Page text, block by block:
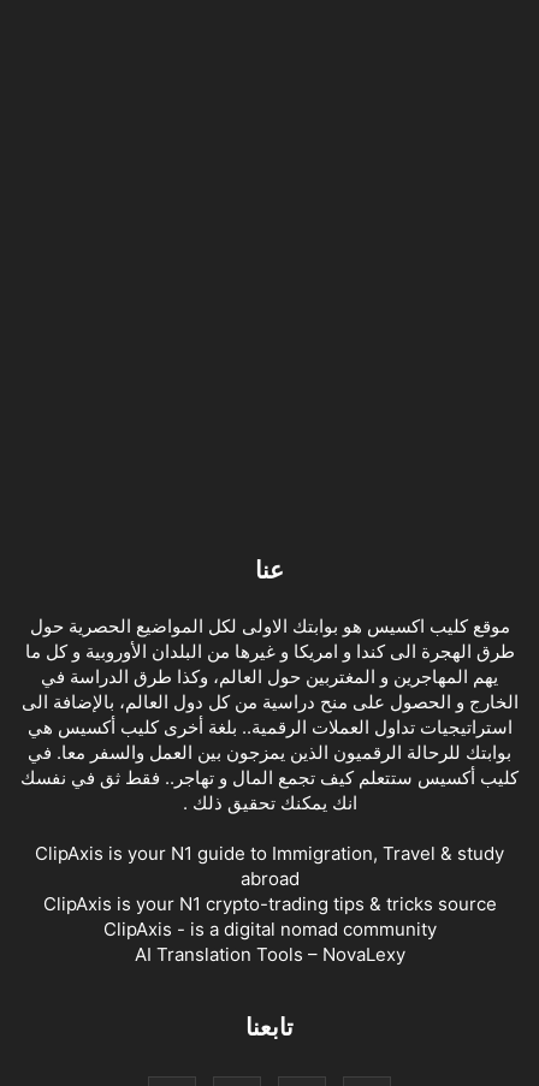
عنا
موقع كليب اكسيس هو بوابتك الاولى لكل المواضيع الحصرية حول
طرق الهجرة الى كندا و امريكا و غيرها من البلدان الأوروبية و كل ما
يهم المهاجرين و المغتربين حول العالم، وكذا طرق الدراسة في
الخارج و الحصول على منح دراسية من كل دول العالم، بالإضافة الى
استراتيجيات تداول العملات الرقمية.. بلغة أخرى كليب أكسيس هي
بوابتك للرحالة الرقميون الذين يمزجون بين العمل والسفر معا. في
كليب أكسيس ستتعلم كيف تجمع المال و تهاجر.. فقط ثق في نفسك
انك يمكنك تحقيق ذلك .
ClipAxis is your N1 guide to Immigration, Travel & study
abroad
ClipAxis is your N1 crypto-trading tips & tricks source
ClipAxis - is a digital nomad community
AI Translation Tools – NovaLexy
تابعنا